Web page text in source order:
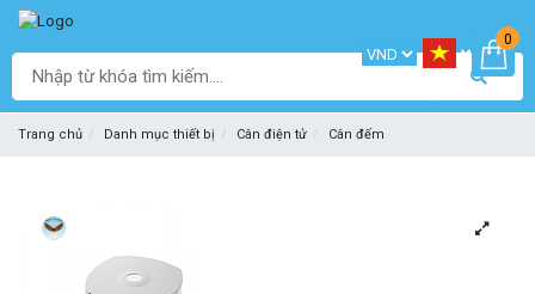
0
Trang chủ Danh mục thiết bị Cân điện tử Cân đếm